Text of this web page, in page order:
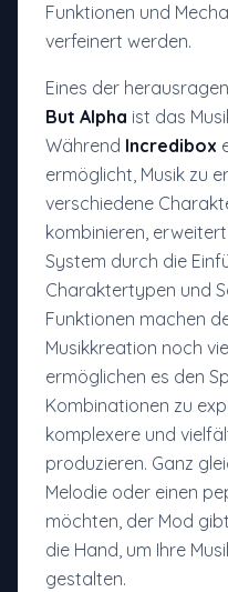
Funktionen und
verfeinert werden.
Eines der
But Alpha ist das
Während Incredibox
ermöglicht, Musik zu
verschiedene
kombinieren, erweitert
System durch die
Charaktertypen und
Funktionen machen
Musikkreation noch
ermöglichen es den
Kombinationen zu
komplexere und
produzieren. Ganz
Melodie oder einen
möchten, der Mod
die Hand, um Ihre
gestalten.